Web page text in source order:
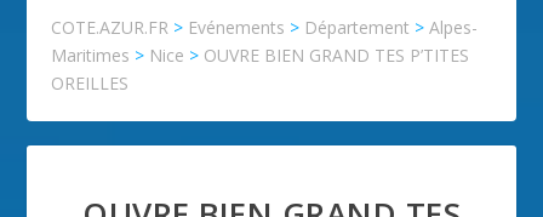
COTE.AZUR.FR > Evénements > Département >Alpes-
Maritimes > Nice > OUVRE BIEN GRAND TES P’TITES
OREILLES